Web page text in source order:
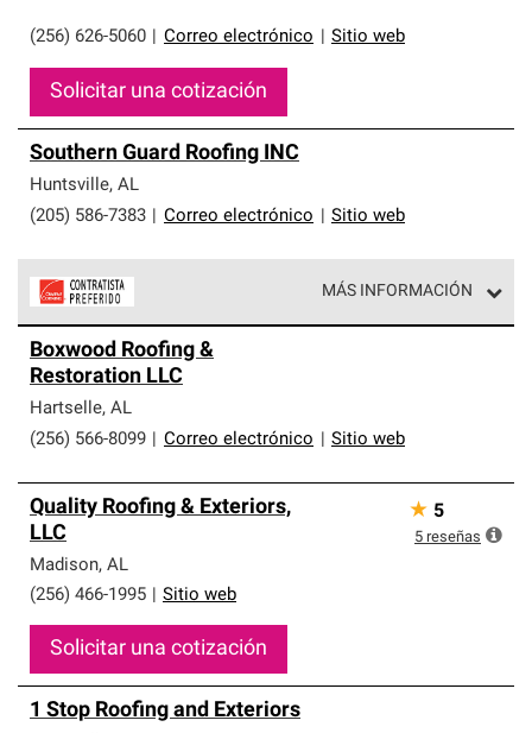
(256) 626-5060 Correo electrónico Sitio web
Solicitar una cotización
Southern Guard Roofing INC
Huntsville, AL
(205) 586-7383
Correo electrónico Sitio web
MÁS INFORMACIÓN
parte de una red exclusiva de profesionales de techos
que cumplen con altos estándares y requisitos estrictos
de profesionalismo y confiabilidad.
Boxwood Roofing &
Restoration LLC
Hartselle, AL
(256) 566-8099
Correo electrónico Sitio web
Quality Roofing & Exteriors,
LLC
Madison, AL
(256) 466-1995
Sitio web
Solicitar una cotización
★ 5
5 reseñas
1 Stop Roofing and Exteriors